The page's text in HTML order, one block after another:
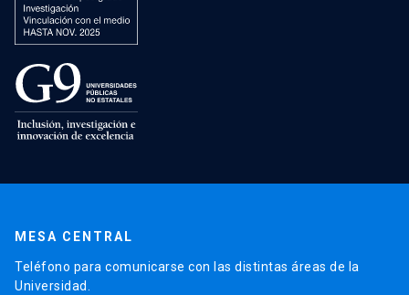
MESA CENTRAL
Teléfono para comunicarse con las distintas áreas de la
Universidad.